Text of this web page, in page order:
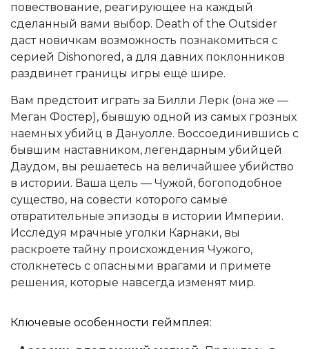
повествование, реагирующее на каждый
сделанный вами выбор. Death of the Outsider
даст новичкам возможность познакомиться с
серией Dishonored, а для давних поклонников
раздвинет границы игры ещё шире.
Вам предстоит играть за Билли Лерк (она же —
Меган Фостер), бывшую одной из самых грозных
наемных убийц в Дануолле. Воссоединившись с
бывшим наставником, легендарным убийцей
Даудом, вы решаетесь на величайшее убийство
в истории. Ваша цель — Чужой, богоподобное
существо, на совести которого самые
отвратительные эпизоды в истории Империи.
Исследуя мрачные уголки Карнаки, вы
раскроете тайну происхождения Чужого,
столкнетесь с опасными врагами и примете
решения, которые навсегда изменят мир.
Ключевые особенности геймплея: